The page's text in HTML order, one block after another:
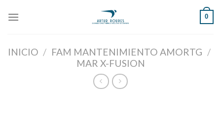
0
INICIO / FAM MANTENIMIENTO AMORTG /
MAR X-FUSION